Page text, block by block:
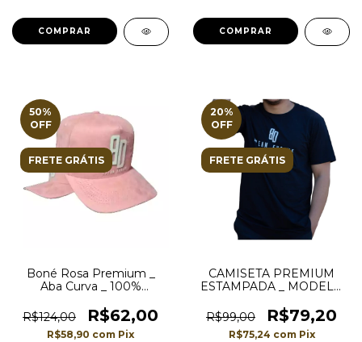
50%
OFF
FRETE GRÁTIS
Boné Rosa Premium _
Aba Curva _ 100%
R$124,00
R$62,00
R$58,90 com Pix
20%
OFF
FRETE GRÁTIS
CAMISETA PREMIUM
ESTAMPADA _ MODELO
R$99,00
R$79,20
R$75,24 com Pix